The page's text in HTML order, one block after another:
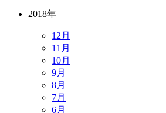
2018年
12月
11月
10月
9月
8月
7月
6月